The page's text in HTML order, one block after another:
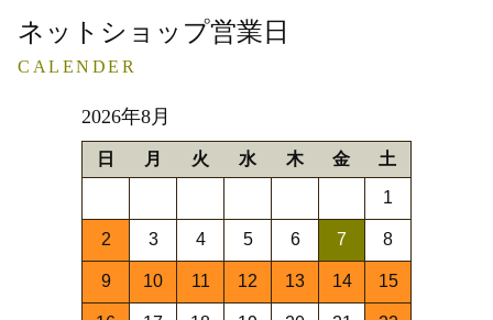
ネットショップ営業日
CALENDER
2026年8月
日 月 火 水 木 金 土
1
2 3 4 5 6 7 8
9 10 11 12 13 14 15